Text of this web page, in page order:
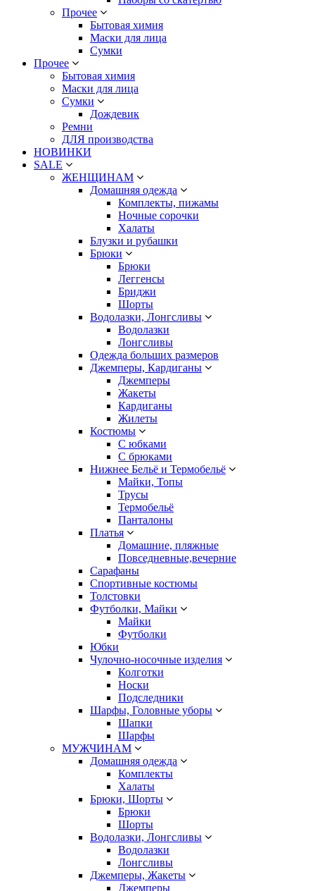
Прочее
Бытовая химия
Маски для лица
Сумки
Прочее
Бытовая химия
Маски для лица
Сумки
Дождевик
Ремни
ДЛЯ производства
НОВИНКИ
SALE
ЖЕНЩИНАМ
Домашняя одежда
Комплекты, пижамы
Ночные сорочки
Халаты
Блузки и рубашки
Брюки
Брюки
Леггенсы
Бриджи
Шорты
Водолазки, Лонгсливы
Водолазки
Лонгсливы
Одежда больших размеров
Джемперы, Кардиганы
Джемперы
Жакеты
Кардиганы
Жилеты
Костюмы
С юбками
С брюками
Нижнее Бельё и Термобельё
Майки, Топы
Трусы
Термобельё
Панталоны
Платья
Домашние, пляжные
Повседневные,вечерние
Сарафаны
Спортивные костюмы
Толстовки
Футболки, Майки
Майки
Футболки
Юбки
Чулочно-носочные изделия
Колготки
Носки
Подследники
Шарфы, Головные уборы
Шапки
Шарфы
МУЖЧИНАМ
Домашняя одежда
Комплекты
Халаты
Брюки, Шорты
Брюки
Шорты
Водолазки, Лонгсливы
Водолазки
Лонгсливы
Джемперы, Жакеты
Джемперы